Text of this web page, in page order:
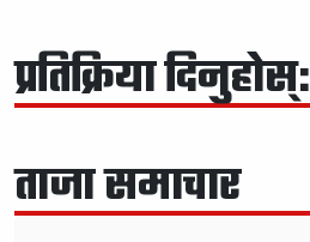
प्रतिक्रिया दिनुहोस्:
ताजा समाचार